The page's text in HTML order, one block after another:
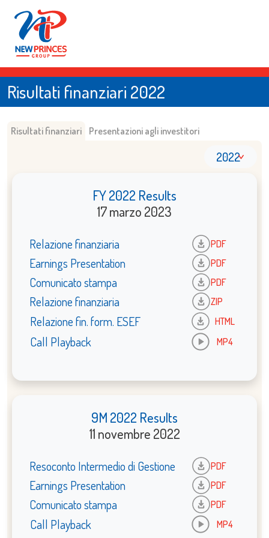
Risultati finanziari 2022
Risultati finanziari Presentazioni agli investitori
2022
FY 2022 Results
17 marzo 2023
Relazione finanziaria PDF
Earnings Presentation PDF
Comunicato stampa PDF
Relazione finanziaria
ZIP
HTML
Relazione fin. form. ESEF
MP4
Call Playback
9M 2022 Results
11 novembre 2022
Resoconto Intermedio di Gestione PDF
Earnings Presentation PDF
Comunicato stampa
PDF
MP4
Call Playback